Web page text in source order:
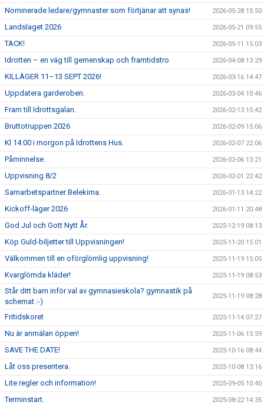
Nominerade ledare/gymnaster som förtjänar att synas! 2026-05-28 15:50
Landslaget 2026 2026-05-21 09:55
TACK! 2026-05-11 15:03
Idrotten – en väg till gemenskap och framtidstro 2026-04-08 13:29
KILLÄGER 11–13 SEPT 2026! 2026-03-16 14:47
Uppdatera garderoben. 2026-03-04 10:46
Fram till Idrottsgalan. 2026-02-13 15:42
Bruttotruppen 2026 2026-02-09 15:06
Kl 14:00 i morgon på Idrottens Hus. 2026-02-07 22:06
Påminnelse. 2026-02-06 13:21
Uppvisning 8/2 2026-02-01 22:42
Samarbetspartner Belekima. 2026-01-13 14:22
Kickoff-läger 2026 2026-01-11 20:48
God Jul och Gott Nytt År. 2025-12-19 08:13
Köp Guld-biljetter till Uppvisningen! 2025-11-20 15:01
Välkommen till en oförglömlig uppvisning! 2025-11-19 15:05
Kvarglömda kläder! 2025-11-19 08:53
Står ditt barn inför val av gymnasieskola? gymnastik på
schemat :-)
2025-11-19 08:28
Fritidskoret 2025-11-14 07:27
Nu är anmälan öppen! 2025-11-06 15:59
SAVE THE DATE! 2025-10-16 08:44
Låt oss presentera. 2025-10-08 13:16
Lite regler och information! 2025-09-05 10:40
Terminstart. 2025-08-22 14:35